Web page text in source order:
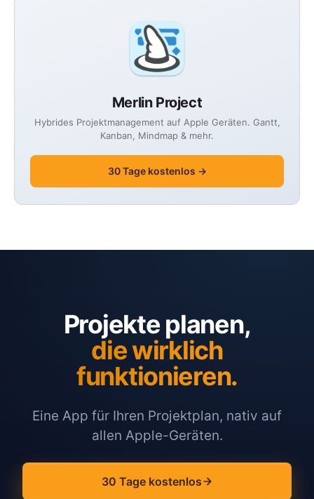
Merlin Project
Hybrides Projektmanagement auf Apple Geräten. Gantt,
Kanban, Mindmap & mehr.
30 Tage kostenlos →
Projekte planen,
die wirklich
funktionieren.
Eine App für Ihren Projektplan, nativ auf
allen Apple-Geräten.
30 Tage kostenlos